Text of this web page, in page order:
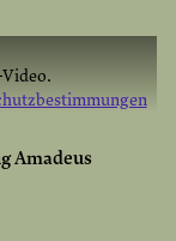
Amadeus